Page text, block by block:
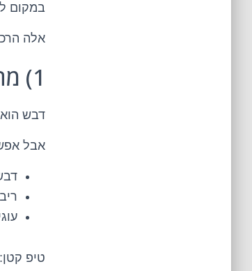
במקום
אלה
1) מתוק עם אופי – אבל לא סוכר בלי כיוון
דבש
אבל
טיפ